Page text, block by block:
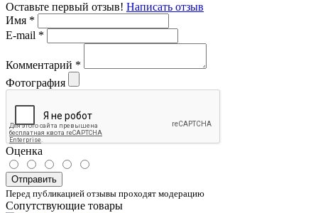
Оставьте первый отзыв! Написать отзыв
Имя *
E-mail *
Комментарий *
Фотография
Оценка
Отправить
Перед публикацией отзывы проходят модерацию
Сопутствующие товары